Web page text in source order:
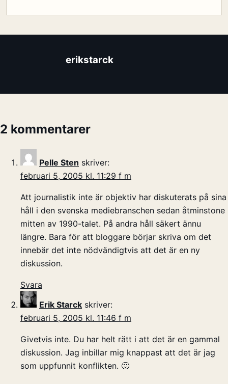
erikstarck
2 kommentarer
Pelle Sten skriver:
februari 5, 2005 kl. 11:29 f m
Att journalistik inte är objektiv har diskuterats på sina
håll i den svenska mediebranschen sedan åtminstone
mitten av 1990-talet. På andra håll säkert ännu
längre. Bara för att bloggare börjar skriva om det
innebär det inte nödvändigtvis att det är en ny
diskussion.
Svara
Erik Starck skriver:
februari 5, 2005 kl. 11:46 f m
Givetvis inte. Du har helt rätt i att det är en gammal
diskussion. Jag inbillar mig knappast att det är jag
som uppfunnit konflikten. 🙂